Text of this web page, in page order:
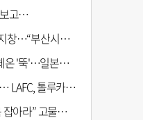
고…
구조 전면 재검토 나서야"
'인간 냉장고' 가격은?
톨루카에 1-0 신승
실속형 선물세트 확대